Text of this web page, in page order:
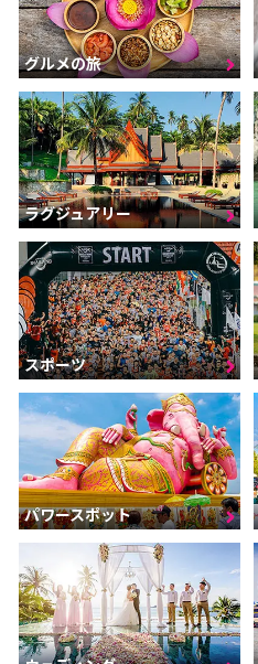
グルメの旅
ラグジュアリー
スポーツ
パワースポット